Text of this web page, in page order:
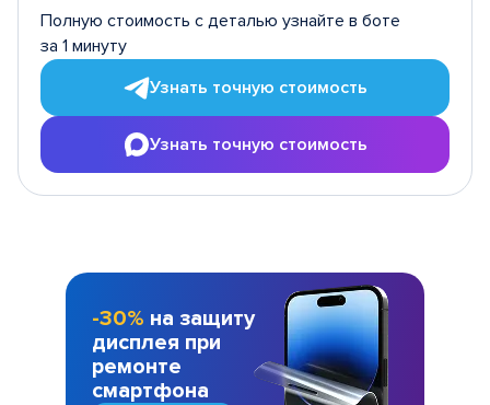
Полную стоимость с деталью узнайте в боте
за 1 минуту
Узнать точную стоимость
Узнать точную стоимость
-30% на защиту
дисплея при
ремонте
смартфона